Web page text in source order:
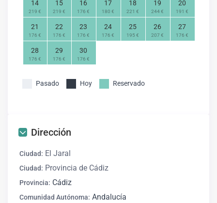
14
219 €
15
219 €
16
176 €
17
180 €
18
221 €
19
244 €
20
191 €
21
176 €
22
176 €
23
176 €
24
176 €
25
195 €
26
207 €
27
176 €
28
176 €
29
176 €
30
176 €
Pasado Hoy Reservado
Dirección
Ciudad: El Jaral
Ciudad: Provincia de Cádiz
Provincia: Cádiz
Comunidad Autónoma: Andalucía